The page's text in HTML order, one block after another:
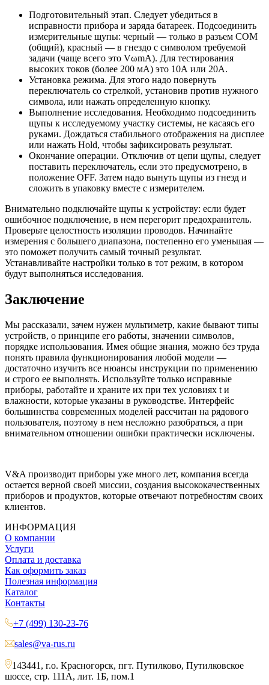
Подготовительный этап. Следует убедиться в
исправности прибора и заряда батареек. Подсоединить
измерительные щупы: черный — только в разъем COM
(общий), красный — в гнездо с символом требуемой
задачи (чаще всего это VωmA). Для тестирования
высоких токов (более 200 мA) это 10А или 20А.
Установка режима. Для этого надо повернуть
переключатель со стрелкой, установив против нужного
символа, или нажать определенную кнопку.
Выполнение исследования. Необходимо подсоединить
щупы к исследуемому участку системы, не касаясь его
руками. Дождаться стабильного отображения на дисплее
или нажать Hold, чтобы зафиксировать результат.
Окончание операции. Отключив от цепи щупы, следует
поставить переключатель, если это предусмотрено, в
положение OFF. Затем надо вынуть щупы из гнезд и
сложить в упаковку вместе с измерителем.
Внимательно подключайте щупы к устройству: если будет
ошибочное подключение, в нем перегорит предохранитель.
Проверьте целостность изоляции проводов. Начинайте
измерения с большего диапазона, постепенно его уменьшая —
это поможет получить самый точный результат.
Устанавливайте настройки только в тот режим, в котором
будут выполняться исследования.
Заключение
Мы рассказали, зачем нужен мультиметр, какие бывают типы
устройств, о принципе его работы, значении символов,
порядке использования. Имея общие знания, можно без труда
понять правила функционирования любой модели —
достаточно изучить все нюансы инструкции по применению
и строго ее выполнять. Используйте только исправные
приборы, работайте и храните их при тех условиях t и
влажности, которые указаны в руководстве. Интерфейс
большинства современных моделей рассчитан на рядового
пользователя, поэтому в нем несложно разобраться, а при
внимательном отношении ошибки практически исключены.
V&A производит приборы уже много лет, компания всегда
остается верной своей миссии, создания высококачественных
приборов и продуктов, которые отвечают потребностям своих
клиентов.
ИНФОРМАЦИЯ
О компании
Услуги
Оплата и доставка
Как оформить заказ
Полезная информация
Каталог
Контакты
+7 (499) 130-23-76
sales@va-rus.ru
143441, г.о. Красногорск, пгт. Путилково, Путилковское
шоссе, стр. 111А, лит. 1Б, пом.1